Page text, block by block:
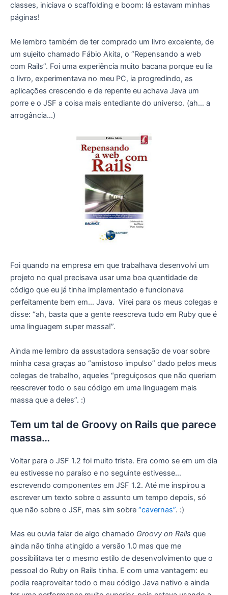
classes, iniciava o scaffolding e boom: lá estavam minhas
páginas!
Me lembro também de ter comprado um livro excelente, de
um sujeito chamado Fábio Akita, o “Repensando a web
com Rails”. Foi uma experiência muito bacana porque eu lia
o livro, experimentava no meu PC, ia progredindo, as
aplicações crescendo e de repente eu achava Java um
porre e o JSF a coisa mais entediante do universo. (ah… a
arrogância…)
Foi quando na empresa em que trabalhava desenvolvi um
projeto no qual precisava usar uma boa quantidade de
código que eu já tinha implementado e funcionava
perfeitamente bem em… Java. Virei para os meus colegas e
disse: “ah, basta que a gente reescreva tudo em Ruby que é
uma linguagem super massa!”.
Ainda me lembro da assustadora sensação de voar sobre
minha casa graças ao “amistoso impulso” dado pelos meus
colegas de trabalho, aqueles “preguiçosos que não queriam
reescrever todo o seu código em uma linguagem mais
massa que a deles”. :)
Tem um tal de Groovy on Rails que parece
massa…
Voltar para o JSF 1.2 foi muito triste. Era como se em um dia
eu estivesse no paraíso e no seguinte estivesse…
escrevendo componentes em JSF 1.2. Até me inspirou a
escrever um texto sobre o assunto um tempo depois, só
que não sobre o JSF, mas sim sobre “cavernas”. :)
Mas eu ouvia falar de algo chamado Groovy on Rails que
ainda não tinha atingido a versão 1.0 mas que me
possibilitava ter o mesmo estilo de desenvolvimento que o
pessoal do Ruby on Rails tinha. E com uma vantagem: eu
podia reaproveitar todo o meu código Java nativo e ainda